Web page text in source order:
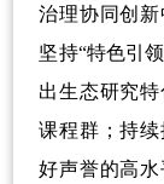
治理协同创
坚持“特色引
出生态研究
课程群；持
好声誉的高